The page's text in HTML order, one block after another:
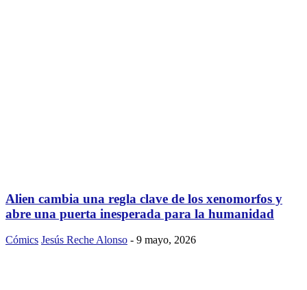
Alien cambia una regla clave de los xenomorfos y
abre una puerta inesperada para la humanidad
Cómics Jesús Reche Alonso - 9 mayo, 2026